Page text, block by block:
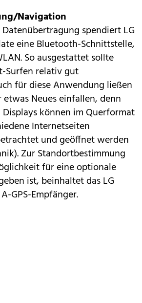
Navigation
spendiert LG
eine Bluetooth-Schnittstelle,
So ausgestattet sollte
Surfen relativ gut
für diese Anwendung ließen
etwas Neues einfallen, denn
können im Querformat
Internetseiten
und geöffnet werden
Zur Standortbestimmung
für eine optionale
ist, beinhaltet das LG
GPS-Empfänger.